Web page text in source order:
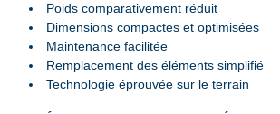
Poids comparativement réduit
Dimensions compactes et optimisées
Maintenance facilitée
Remplacement des éléments simplifié
Technologie éprouvée sur le terrain